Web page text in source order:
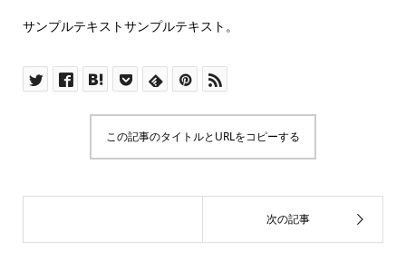
サンプルテキストサンプルテキスト。
この記事のタイトルとURLをコピーする